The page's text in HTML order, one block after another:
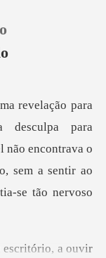
0
para
não encontrava o
escr